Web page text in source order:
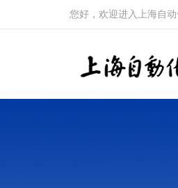
您好，欢迎进入上海自